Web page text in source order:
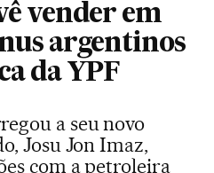
vender em
argentinos
da YPF
a seu novo
Josu Jon Imaz,
com a petroleira